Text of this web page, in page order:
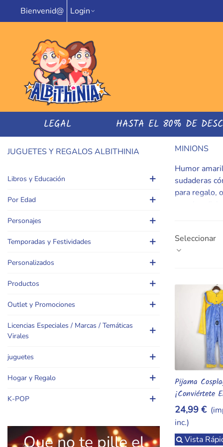
Bienvenid@ Login
LEGAL HASTA EL 80% DE
JUGUETES Y REGALOS ALBITHINIA
Libros y Educación
Por Edad
Personajes
Temporadas y Festividades
Personalizados
Productos
Outlet y Promociones
Licencias Especiales / Marcas / Temáticas
Virales
juguetes
Hogar y Regalo
K-POP
Que no te pille el
MINIONS
Humor
sudaderas
para regalo,
Seleccionar
Añadir Al
Pijama
¡Conviértete
Minion
24,99 €
inc.)
Vista